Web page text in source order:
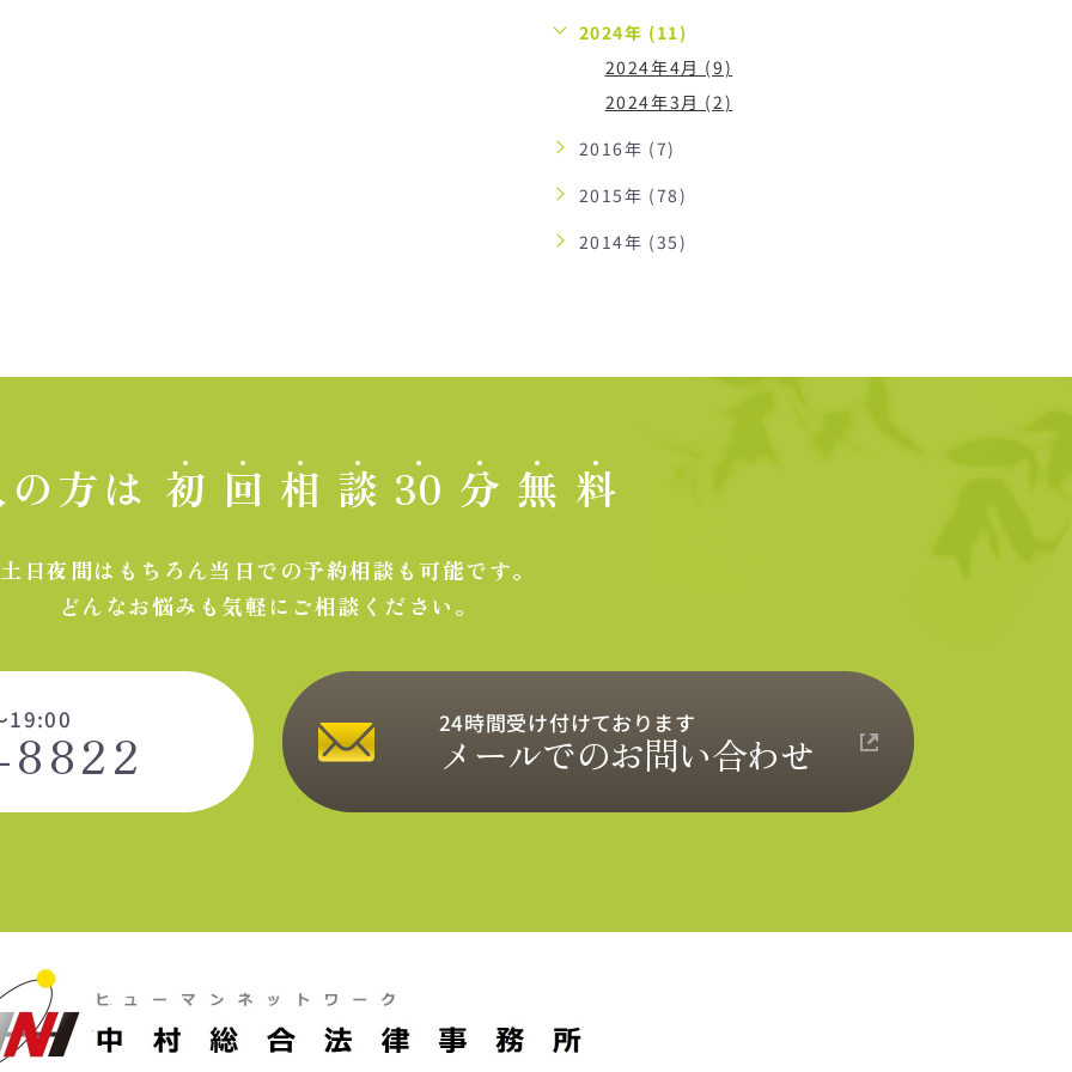
2024年 (11)
2024年4月 (9)
2024年3月 (2)
2016年 (7)
2015年 (78)
2014年 (35)
方は 初 回 相 談 30 分 無 料
土日夜間はもちろん当日での予約相談も可能です。
どんなお悩みも気軽にご相談ください。
19:00 24時間受け付けております
メールでのお問い合わせ